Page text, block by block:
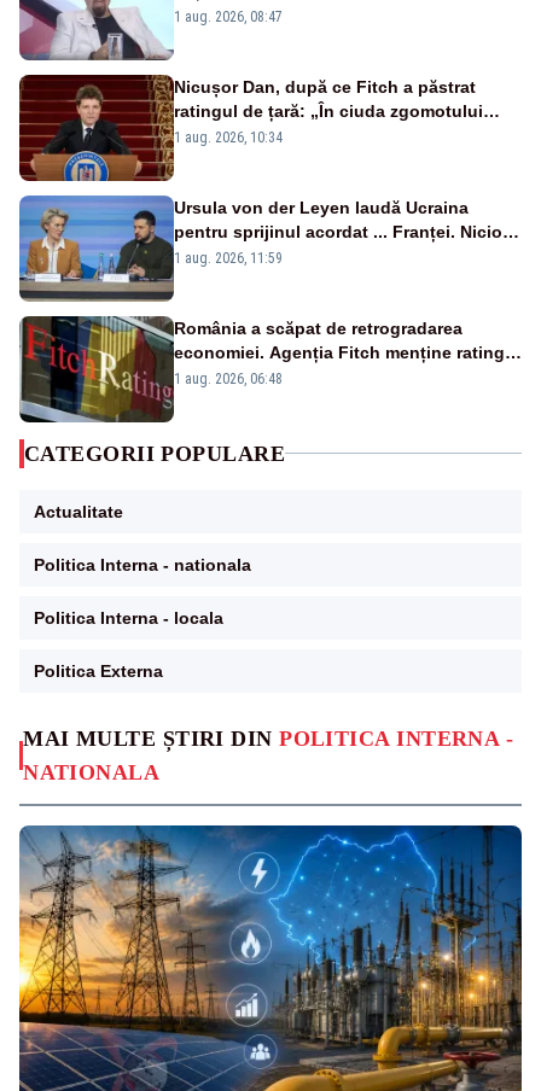
MAI MULTE ȘTIRI DINPOLITICA INTERNA -
NATIONALA
1 aug. 2026, 08:47
Nicușor Dan, după ce Fitch a păstrat
ratingul de țară: „În ciuda zgomotului
politic, România funcționează”
1 aug. 2026, 10:34
Ursula von der Leyen laudă Ucraina
pentru sprijinul acordat ... Franței. Nicio
reacție privind ajutorul energetic promis
1 aug. 2026, 11:59
România a scăpat de retrogradarea
economiei. Agenția Fitch menține ratingul
„BBB-” cu perspectivă negativă
1 aug. 2026, 06:48
CATEGORII POPULARE
Actualitate
Politica Interna - nationala
Politica Interna - locala
Politica Externa